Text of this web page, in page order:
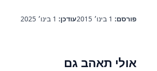
פורסם: 1 בינו׳ 2015 עודכן: 1 בינו׳ 2025
אולי תאהב גם